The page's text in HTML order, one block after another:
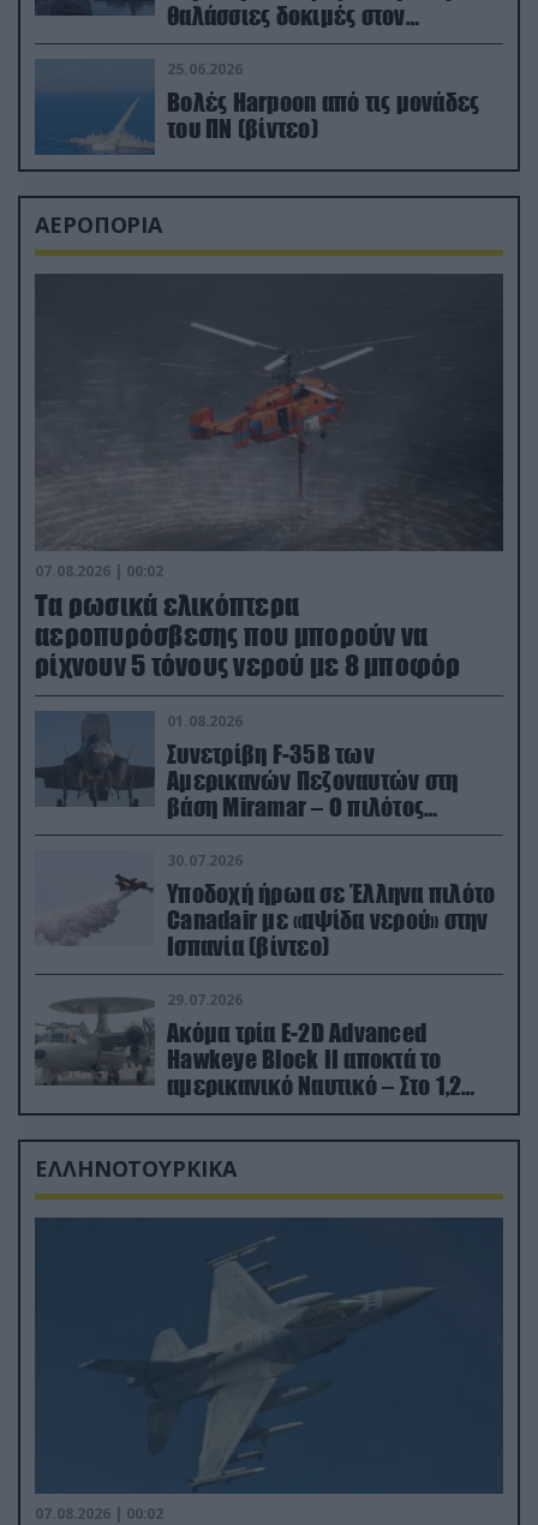
θαλάσσιες δοκιμές στον
απαιτητικό Βισκαϊκό
25.06.2026
Βολές Harpoon από τις μονάδες
του ΠΝ (βίντεο)
ΑΕΡΟΠΟΡΙΑ
07.08.2026 | 00:02
Τα ρωσικά ελικόπτερα
αεροπυρόσβεσης που μπορούν να
ρίχνουν 5 τόνους νερού με 8 μποφόρ
01.08.2026
Συνετρίβη F-35B των
Αμερικανών Πεζοναυτών στη
βάση Miramar – Ο πιλότος
εκτινάχθηκε εγκαίρως
30.07.2026
Υποδοχή ήρωα σε Έλληνα πιλότο
Canadair με «αψίδα νερού» στην
Ισπανία (βίντεο)
29.07.2026
Ακόμα τρία E-2D Advanced
Hawkeye Block II αποκτά το
αμερικανικό Ναυτικό – Στο 1,2
δισ.δολάρια το κόστος
ΕΛΛΗΝΟΤΟΥΡΚΙΚΑ
07.08.2026 | 00:02